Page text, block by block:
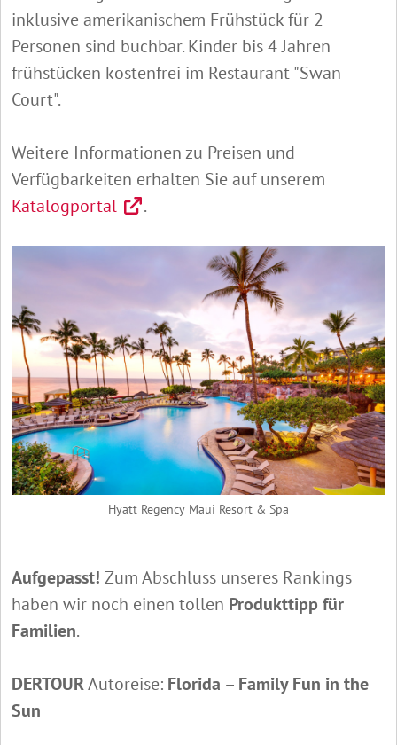
inklusive amerikanischem Frühstück für 2
Personen sind buchbar. Kinder bis 4 Jahren
frühstücken kostenfrei im Restaurant "Swan
Court".
Weitere Informationen zu Preisen und
Verfügbarkeiten erhalten Sie auf unserem
Katalogportal
.
Hyatt Regency Maui Resort & Spa
Aufgepasst! Zum Abschluss unseres Rankings
haben wir noch einen tollen Produkttipp für
Familien.
DERTOURAutoreise: Florida – Family Fun in the
Sun